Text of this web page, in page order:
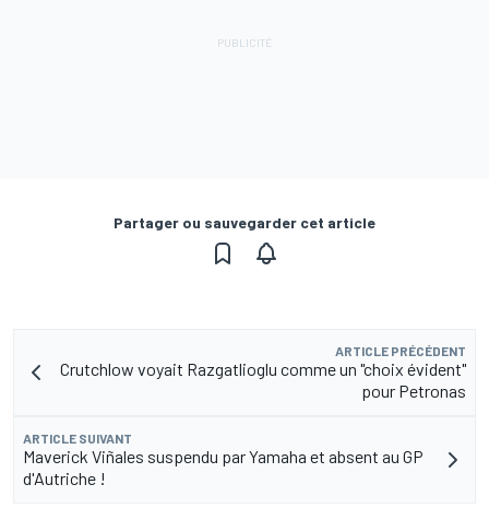
Partager ou sauvegarder cet article
ARTICLE PRÉCÉDENT
Crutchlow voyait Razgatlioglu comme un "choix évident"
pour Petronas
ARTICLE SUIVANT
Maverick Viñales suspendu par Yamaha et absent au GP
d'Autriche !